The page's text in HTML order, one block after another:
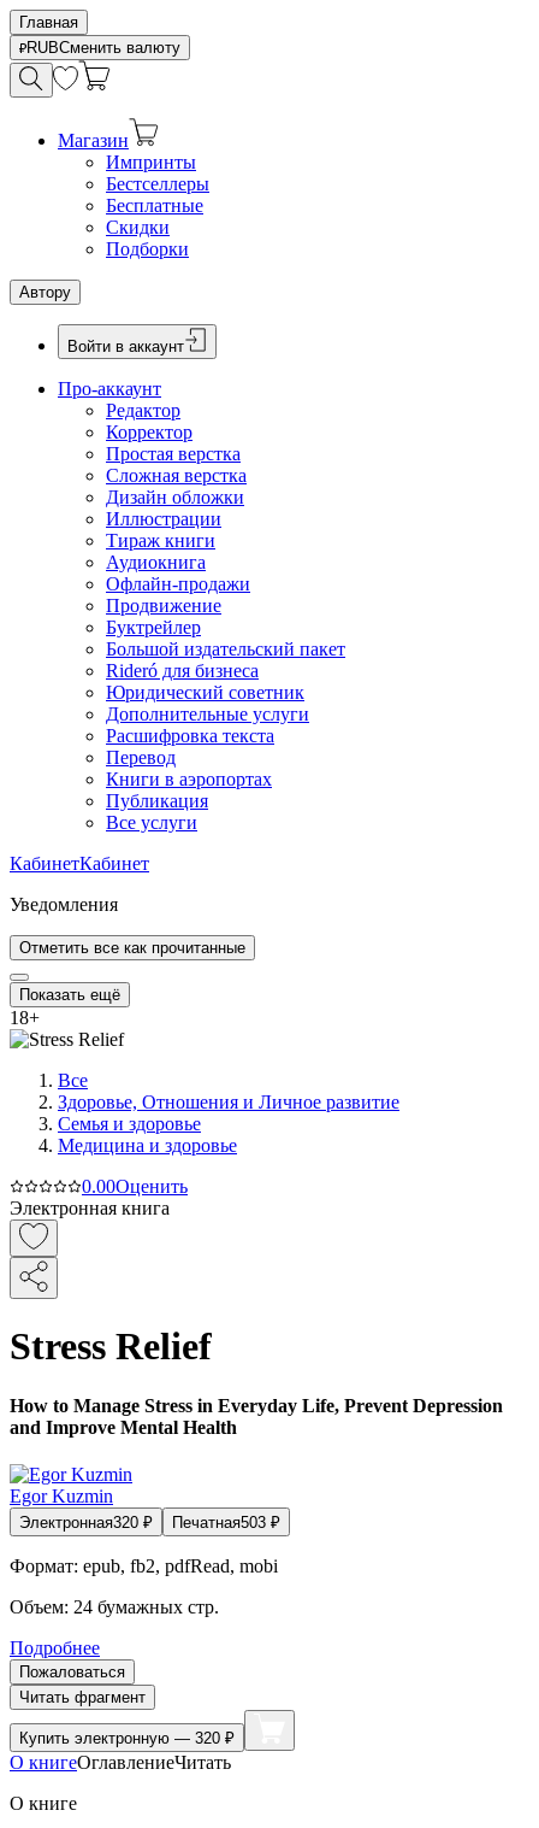
Главная
RUBСменить валюту
Магазин
Импринты
Бестселлеры
Бесплатные
Скидки
Подборки
Автору
Войти в аккаунт
Про-аккаунт
Редактор
Корректор
Простая верстка
Сложная верстка
Дизайн обложки
Иллюстрации
Тираж книги
Аудиокнига
Офлайн-продажи
Продвижение
Буктрейлер
Большой издательский пакет
Rideró для бизнеса
Юридический советник
Дополнительные услуги
Расшифровка текста
Перевод
Книги в аэропортах
Публикация
Все услуги
КабинетКабинет
Уведомления
Отметить все как прочитанные
Показать ещё
18+
Все
Здоровье, Отношения и Личное развитие
Семья и здоровье
Медицина и здоровье
0.00Оценить
Электронная книга
Stress Relief
How to Manage Stress in Everyday Life, Prevent Depression
and Improve Mental Health
Egor Kuzmin
Электронная320 ₽ Печатная503 ₽
Формат: epub, fb2, pdfRead, mobi
Объем: 24 бумажных стр.
Подробнее
Пожаловаться
Читать фрагмент
Купить электронную — 320 ₽
О книгеОглавлениеЧитать
О книге